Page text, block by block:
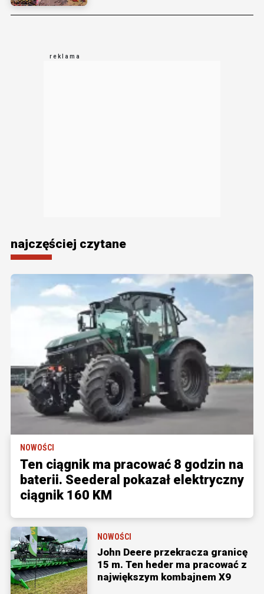
najczęściej czytane
NOWOŚCI
Ten ciągnik ma pracować 8 godzin na
baterii. Seederal pokazał elektryczny
ciągnik 160 KM
NOWOŚCI
John Deere przekracza granicę
15 m. Ten heder ma pracować z
największym kombajnem X9